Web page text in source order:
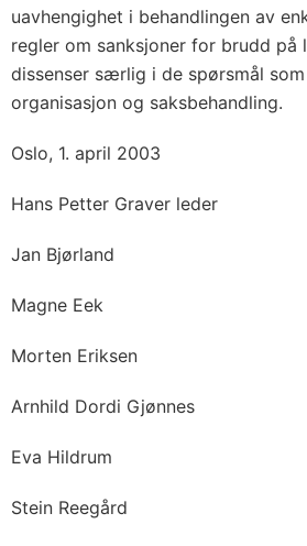
uavhengighet i behandlingen av
regler om sanksjoner for brudd på
dissenser særlig i de spørsmål
organisasjon og saksbehandling.
Oslo, 1. april 2003
Hans Petter Graver leder
Jan Bjørland
Magne Eek
Morten Eriksen
Arnhild Dordi Gjønnes
Eva Hildrum
Stein Reegård